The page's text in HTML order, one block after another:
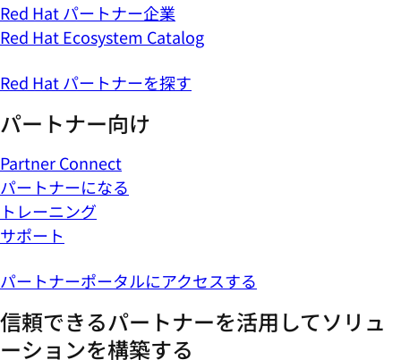
Red Hat パートナー企業
Red Hat Ecosystem Catalog
Red Hat パートナーを探す
パートナー向け
Partner Connect
パートナーになる
トレーニング
サポート
パートナーポータルにアクセスする
信頼できるパートナーを活用してソリュ
ーションを構築する